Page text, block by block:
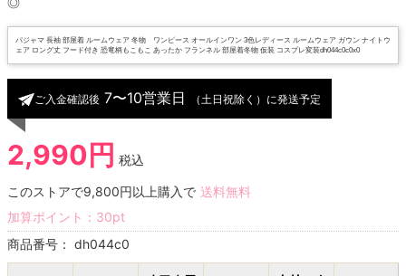
パジャマ 長袖 部屋着 ルームウェア 冬物 ワンピース オールインワン 3色レディース ルームウェア ガウン ナイトウ
ェア ロング丈 フード付き 恐竜柄もこもこ あったか フランネル 部屋着冬物 仮装 コスプレ変装dh044c0c0x0
ご入金確認後 7〜10営業日 （土日祝除く）に発送予定
2,990円 税込
このストアで9,800円以上購入で 送料無料
加算ポイント： 30pt
商品番号： dh044c0